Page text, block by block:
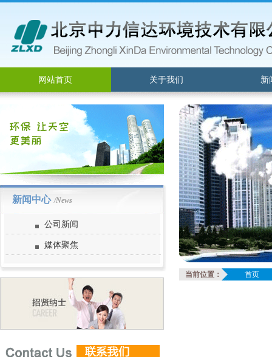
网站首页 关于我们 新
新闻中心 /News
公司新闻
媒体聚焦
当前位置： 首页